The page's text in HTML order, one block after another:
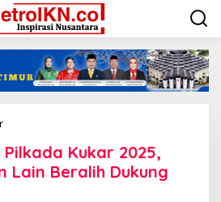
Menjelang
Pilkada
Kukar
2025,
Pilkada Kukar 2025,
Lain Beralih Dukung